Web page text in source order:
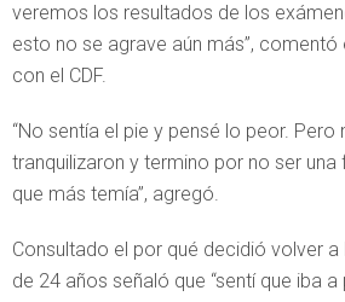
veremos los resultados de los
esto no se agrave aún más”,
con el CDF.
“No sentía el pie y pensé lo peor.
tranquilizaron y termino por no ser una
que más temía”, agregó.
Consultado el por qué decidió volver
de 24 años señaló que “sentí que iba